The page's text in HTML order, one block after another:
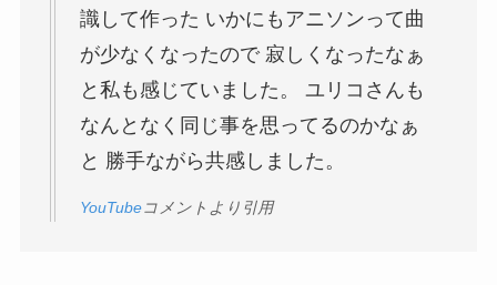
識して作った いかにもアニソンって曲
が少なくなったので 寂しくなったなぁ
と私も感じていました。 ユリコさんも
なんとなく同じ事を思ってるのかなぁ
と 勝手ながら共感しました。
YouTubeコメントより引用